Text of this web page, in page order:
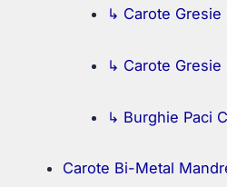
↳ Carote Gresie
↳ Carote Gresie
↳ Burghie Paci
Carote Bi-Metal